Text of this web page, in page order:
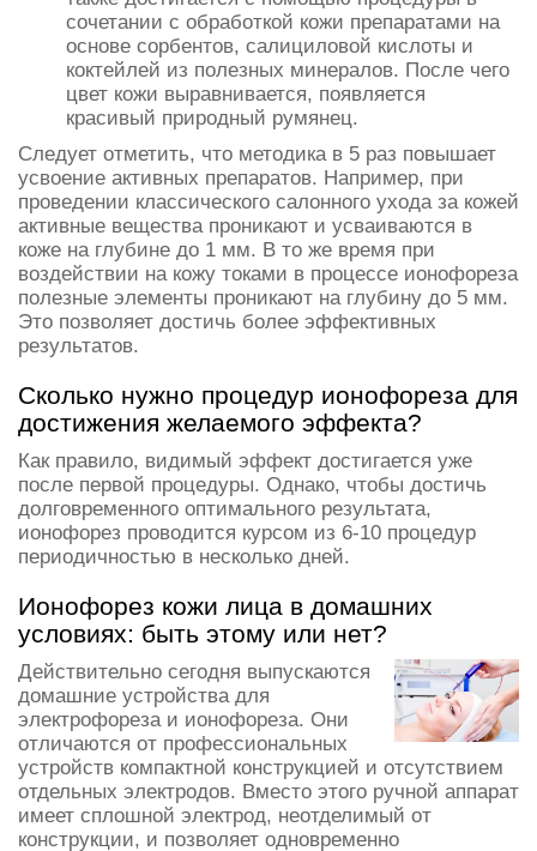
сочетании с обработкой кожи препаратами на
основе сорбентов, салициловой кислоты и
коктейлей из полезных минералов. После чего
цвет кожи выравнивается, появляется
красивый природный румянец.
Следует отметить, что методика в 5 раз повышает
усвоение активных препаратов. Например, при
проведении классического салонного ухода за кожей
активные вещества проникают и усваиваются в
коже на глубине до 1 мм. В то же время при
воздействии на кожу токами в процессе ионофореза
полезные элементы проникают на глубину до 5 мм.
Это позволяет достичь более эффективных
результатов.
Сколько нужно процедур ионофореза для
достижения желаемого эффекта?
Как правило, видимый эффект достигается уже
после первой процедуры. Однако, чтобы достичь
долговременного оптимального результата,
ионофорез проводится курсом из 6-10 процедур
периодичностью в несколько дней.
Ионофорез кожи лица в домашних
условиях: быть этому или нет?
Действительно сегодня выпускаются
домашние устройства для
электрофореза и ионофореза. Они
отличаются от профессиональных
устройств компактной конструкцией и отсутствием
отдельных электродов. Вместо этого ручной аппарат
имеет сплошной электрод, неотделимый от
конструкции, и позволяет одновременно